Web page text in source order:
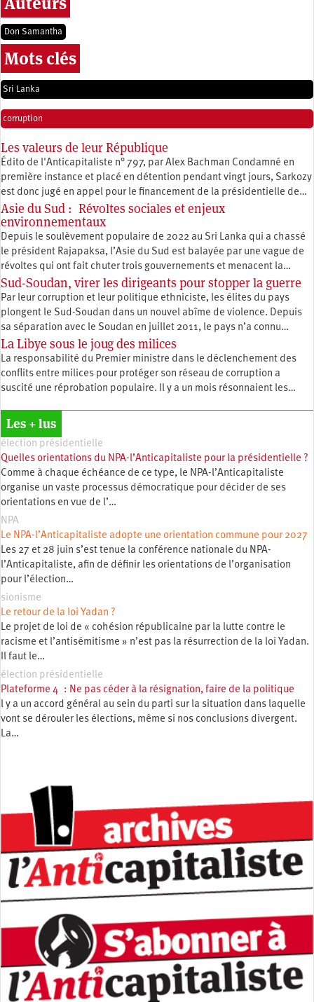
Don Samantha
Mots clés
Sri Lanka
corruption
Les valeurs de leur République
Édito de l'Anticapitaliste n° 797, par Alex Bachman Condamné en
première instance et placé en détention pendant vingt jours, Sarkozy
est donc jugé en appel pour le financement de la présidentielle de…
Asie du Sud : Révoltes sociales et enjeux
environnementaux
Depuis le soulèvement populaire de 2022 au Sri Lanka qui a chassé
le président Rajapaksa, l’Asie du Sud est balayée par une vague de
révoltes qui ont fait chuter trois gouvernements et menacent la…
Sud-Soudan, virer les dirigeants pour stopper la guerre
Par leur corruption et leur politique ethniciste, les élites du pays
plongent le Sud-Soudan dans un nouvel abîme de violence. Depuis
sa séparation avec le Soudan en juillet 2011, le pays n’a connu…
La Libye sous le joug des milices
La responsabilité du Premier ministre dans le déclenchement des
conflits entre milices pour protéger son réseau de corruption a
suscité une réprobation populaire. Il y a un mois résonnaient les…
Les + lus
élection présidentielle
Quelles orientations du NPA-l’Anticapitaliste pour la présidentielle ?
Comme à chaque échéance de ce type, le NPA-l’Anticapitaliste
organise un vaste processus démocratique pour décider de ses
orientations en vue de l’…
NPA
Le NPA-l’Anticapitaliste adopte une orientation commune pour 2027
Les 27 et 28 juin s’est tenue la conférence nationale du NPA-
l’Anticapitaliste, afin de définir les orientations de l’organisation
pour l’élection…
sionisme
Le retour de la loi Yadan ?
Le projet de loi de « cohésion républicaine par la lutte contre le
racisme et l’antisémitisme » n’est pas la résurrection de la loi Yadan.
Il faut le…
élection présidentielle
Plateforme 4 : Ne pas céder à la résignation, faire de la politique
l y a un accord général au sein du parti sur la situation dans laquelle
vont se dérouler les élections, même si nos conclusions divergent.
La…